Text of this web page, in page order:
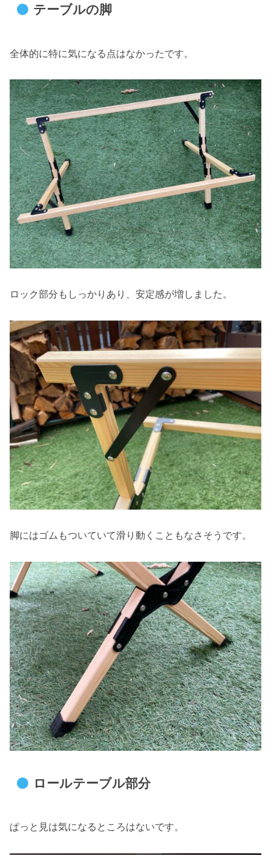
テーブルの脚
全体的に特に気になる点はなかったです。
ロック部分もしっかりあり、安定感が増しました。
脚にはゴムもついていて滑り動くこともなさそうです。
ロールテーブル部分
ぱっと見は気になるところはないです。